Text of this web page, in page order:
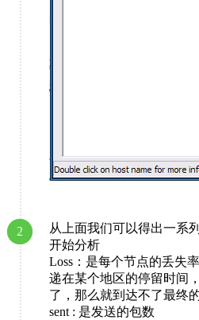
2
从上面我们可以得出一系
开始分析
Loss：是每个节点的丢失
递在某个地区的停留时间
了，那么就到达不了最终
sent : 是发送的包数